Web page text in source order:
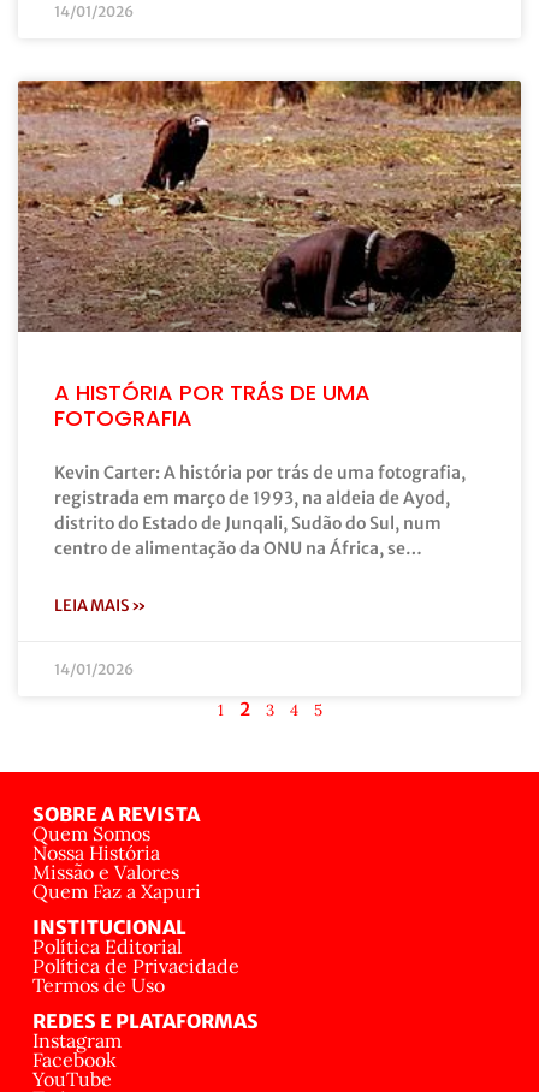
14/01/2026
A HISTÓRIA POR TRÁS DE UMA
FOTOGRAFIA
Kevin Carter: A história por trás de uma fotografia,
registrada em março de 1993, na aldeia de Ayod,
distrito do Estado de Junqali, Sudão do Sul, num
centro de alimentação da ONU na África, se…
LEIA MAIS »
14/01/2026
1 2 3 4 5
SOBRE A REVISTA
Quem Somos
Nossa História
Missão e Valores
Quem Faz a Xapuri
INSTITUCIONAL
Política Editorial
Política de Privacidade
Termos de Uso
REDES E PLATAFORMAS
Instagram
Facebook
YouTube